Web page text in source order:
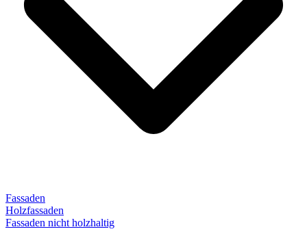
Fassaden
Holzfassaden
Fassaden nicht holzhaltig